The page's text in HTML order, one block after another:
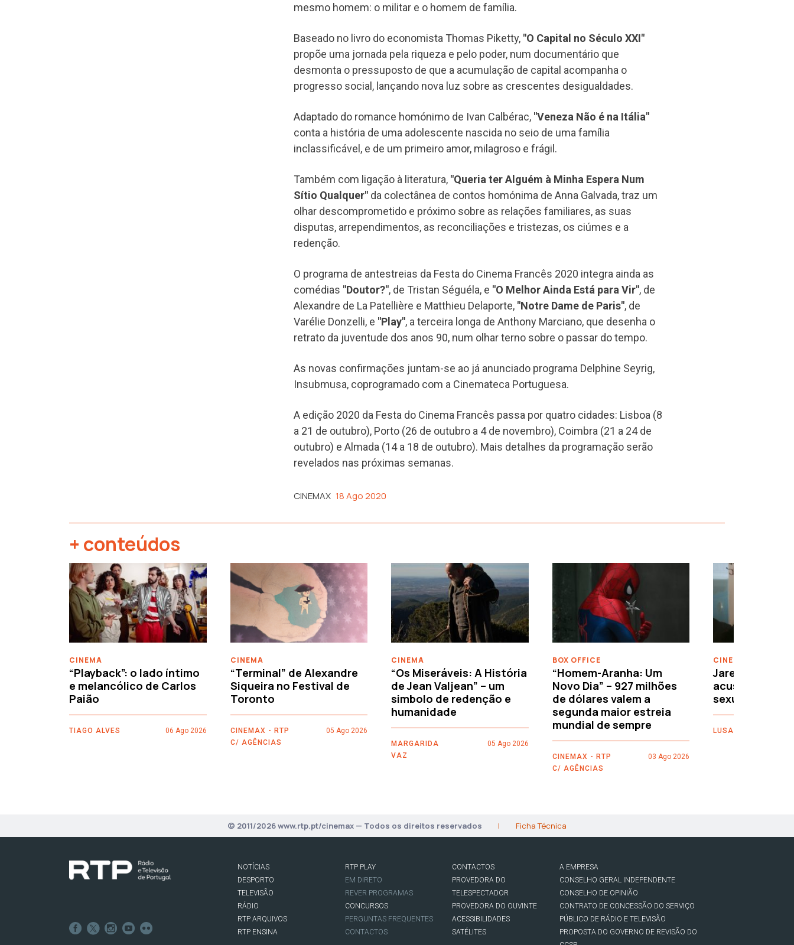
mesmo homem: o militar e o homem de família.
Baseado no livro do economista Thomas Piketty, "O Capital no Século XXI"
propõe uma jornada pela riqueza e pelo poder, num documentário que
desmonta o pressuposto de que a acumulação de capital acompanha o
progresso social, lançando nova luz sobre as crescentes desigualdades.
Adaptado do romance homónimo de Ivan Calbérac, "Veneza Não é na Itália"
conta a história de uma adolescente nascida no seio de uma família
inclassificável, e de um primeiro amor, milagroso e frágil.
Também com ligação à literatura, "Queria ter Alguém à Minha Espera Num
Sítio Qualquer" da colectânea de contos homónima de Anna Galvada, traz um
olhar descomprometido e próximo sobre as relações familiares, as suas
disputas, arrependimentos, as reconciliações e tristezas, os ciúmes e a
redenção.
O programa de antestreias da Festa do Cinema Francês 2020 integra ainda as
comédias "Doutor?", de Tristan Séguéla, e "O Melhor Ainda Está para Vir", de
Alexandre de La Patellière e Matthieu Delaporte, "Notre Dame de Paris", de
Varélie Donzelli, e "Play", a terceira longa de Anthony Marciano, que desenha o
retrato da juventude dos anos 90, num olhar terno sobre o passar do tempo.
As novas confirmações juntam-se ao já anunciado programa Delphine Seyrig,
Insubmusa, coprogramado com a Cinemateca Portuguesa.
A edição 2020 da Festa do Cinema Francês passa por quatro cidades: Lisboa (8
a 21 de outubro), Porto (26 de outubro a 4 de novembro), Coimbra (21 a 24 de
outubro) e Almada (14 a 18 de outubro). Mais detalhes da programação serão
revelados nas próximas semanas.
CINEMAX 18 Ago 2020
+ conteúdos
CINEMA
“Playback”: o lado íntimo
e melancólico de Carlos
Paião
TIAGO ALVES 06 Ago 2026
CINEMA
“Terminal” de Alexandre
Siqueira no Festival de
Toronto
CINEMAX - RTP
C/ AGÊNCIAS
05 Ago 2026
CINEMA
“Os Miseráveis: A História
de Jean Valjean” – um
simbolo de redenção e
humanidade
MARGARIDA
VAZ
05 Ago 2026
BOX OFFICE
“Homem-Aranha: Um
Novo Dia” – 927 milhões
de dólares valem a
segunda maior estreia
mundial de sempre
CINEMAX - RTP
C/ AGÊNCIAS
03 Ago 2026
CINEMA
Jared Leto
acusações de
sexuais
LUSA
‹
© 2011/2026 www.rtp.pt/cinemax — Todos os direitos reservados | Ficha Técnica
NOTÍCIAS
DESPORTO
TELEVISÃO
RÁDIO
RTP ARQUIVOS
RTP ENSINA
RTP PLAY
EM DIRETO
REVER PROGRAMAS
CONCURSOS
PERGUNTAS FREQUENTES
CONTACTOS
CONTACTOS
PROVEDORA DO
TELESPECTADOR
PROVEDORA DO OUVINTE
ACESSIBILIDADES
SATÉLITES
A EMPRESA
CONSELHO GERAL INDEPENDENTE
CONSELHO DE OPINIÃO
CONTRATO DE CONCESSÃO DO SERVIÇO
PÚBLICO DE RÁDIO E TELEVISÃO
PROPOSTA DO GOVERNO DE REVISÃO DO